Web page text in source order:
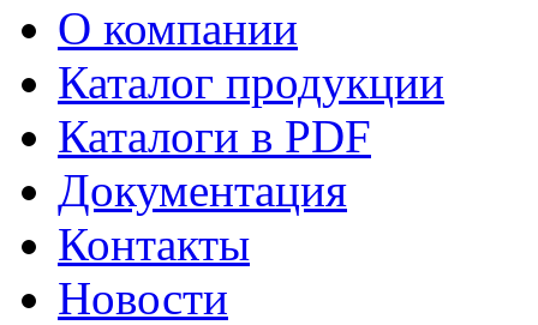
О компании
Каталог продукции
Каталоги в PDF
Документация
Контакты
Новости